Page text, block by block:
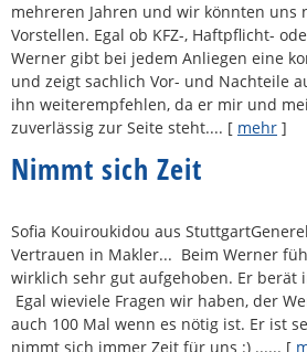
mehreren Jahren und wir könnten uns
Vorstellen. Egal ob KFZ-, Haft­pflicht-
Werner gibt bei jedem Anliegen eine
und zeigt sachlich Vor- und Nachteile
ihn weiterempfehlen, da er mir und
zuverlässig zur Seite steht.... [ mehr ]
Nimmt sich Zeit
Sofia Kouiroukidou aus
Vertrauen in Makler... Beim Werner
wirklich sehr gut aufgehoben. Er berät
Egal wieviele Fragen wir haben, der
auch 100 Mal wenn es nötig ist. Er ist
nimmt sich immer Zeit für uns :) ...... [